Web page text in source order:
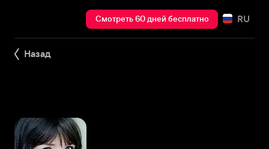
Смотреть 60 дней бесплатно RU
Назад